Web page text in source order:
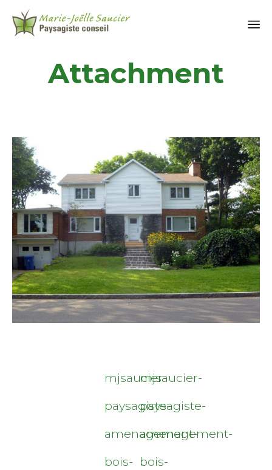
Attachment
mjsaucier-
paysagiste-
amenagement-
bois-
mjsaucier-
paysagiste-
amenagement-
bois-